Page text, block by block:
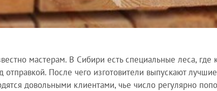
мастерам. В Сибири есть специальные леса, где
отправкой. После чего изготовители выпускают
довольными клиентами, чье число регулярно